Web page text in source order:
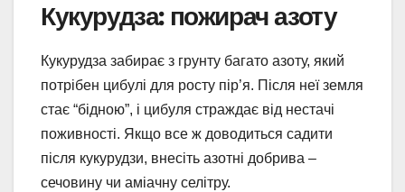
Кукурудза: пожирач азоту
Кукурудза забирає з грунту багато азоту, який
потрібен цибулі для росту пір’я. Після неї земля
стає “бідною”, і цибуля страждає від нестачі
поживності. Якщо все ж доводиться садити
після кукурудзи, внесіть азотні добрива –
сечовину чи аміачну селітру.